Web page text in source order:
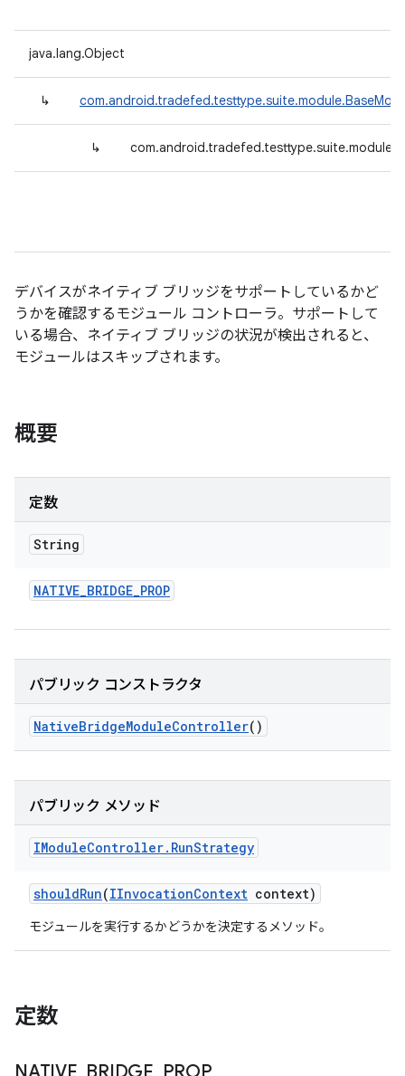
java.lang.Object
↳
↳
デバイスがネイティブ ブリッジをサポートしているかど
うかを確認するモジュール コントローラ。サポートして
いる場合、ネイティブ ブリッジの状況が検出されると、
モジュールはスキップされます。
概要
定数
String
NATIVE_BRIDGE_PROP
パブリック コンストラクタ
NativeBridgeModuleController()
パブリック メソッド
IModuleController. RunStrategy
shouldRun(IInvocationContext context)
モジュールを実行するかどうかを決定するメソッド。
定数